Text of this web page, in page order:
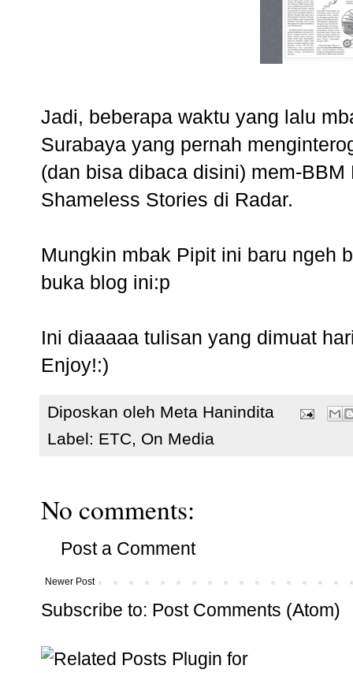
Jadi, beberapa waktu yang lalu
Surabaya yang pernah
(dan bisa dibaca disini) mem-
Shameless Stories di Radar.
Mungkin mbak Pipit ini baru ngeh
buka blog ini:p
Ini diaaaaa tulisan yang dimuat
Enjoy!:)
Diposkan oleh Meta Hanindita
Label: ETC, On Media
No comments:
Post a Comment
Newer Post
Subscribe to: Post Comments (Atom)